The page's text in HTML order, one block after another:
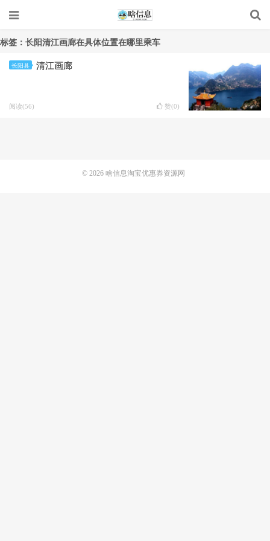
标签：长阳清江画廊在具体位置在哪里乘车
长阳县 清江画廊
阅读(56) 赞(0)
© 2026 啥信息淘宝优惠券资源网